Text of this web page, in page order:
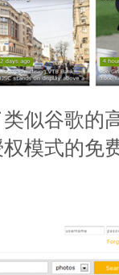
似谷歌的
模式的免